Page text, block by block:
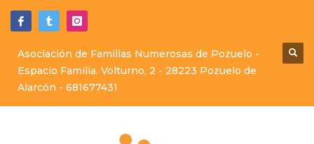
Asociación de Familias Numerosas de Pozuelo -
Espacio Familia. Volturno, 2 - 28223 Pozuelo de
Alarcón - 681677431